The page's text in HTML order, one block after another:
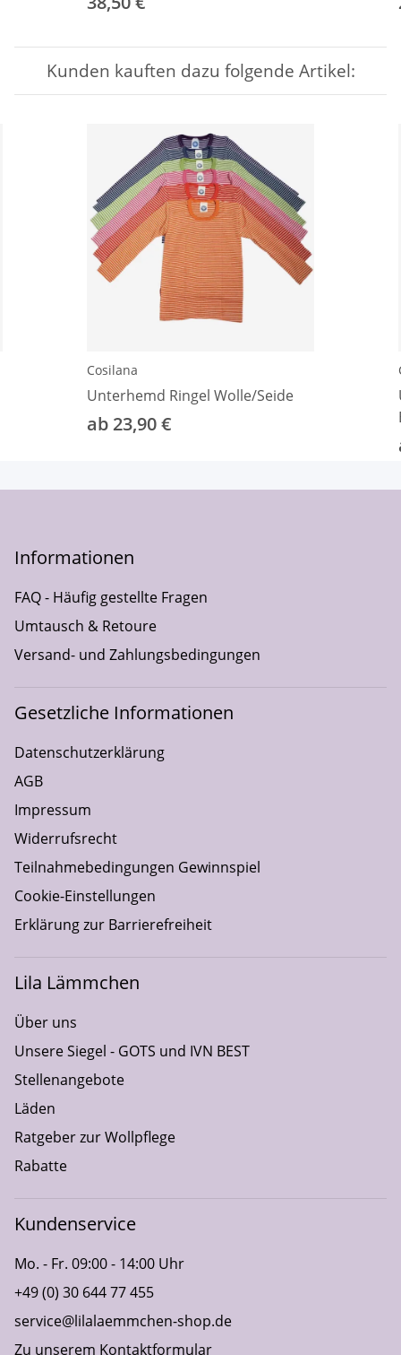
Kunden kauften dazu folgende Artikel:
Cosilana
Unterhemd Ringel Wolle/Seide
ab 23,90 €
Informationen
FAQ - Häufig gestellte Fragen
Umtausch & Retoure
Versand- und Zahlungsbedingungen
Gesetzliche Informationen
Datenschutzerklärung
AGB
Impressum
Widerrufsrecht
Teilnahmebedingungen Gewinnspiel
Cookie-Einstellungen
Erklärung zur Barrierefreiheit
Lila Lämmchen
Über uns
Unsere Siegel - GOTS und IVN BEST
Stellenangebote
Läden
Ratgeber zur Wollpflege
Rabatte
Kundenservice
Mo. - Fr. 09:00 - 14:00 Uhr
+49 (0) 30 644 77 455
service@lilalaemmchen-shop.de
Zu unserem Kontaktformular